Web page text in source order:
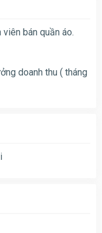
bán quần áo.
doanh thu ( tháng